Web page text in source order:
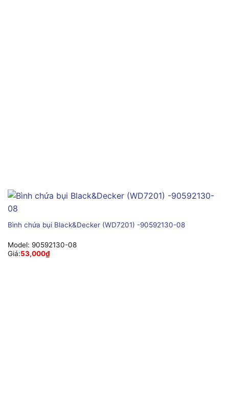
Bình chứa bụi Black&Decker (WD7201) -90592130-08
Model: 90592130-08
Giá:53,000₫